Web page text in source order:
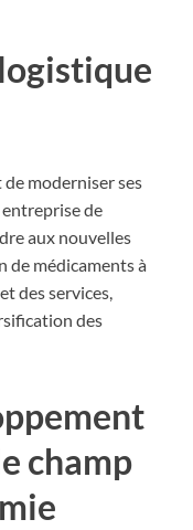
moderniser ses
de
aux nouvelles
de médicaments à
des services,
des
champ